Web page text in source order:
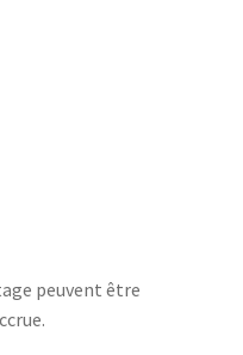
peuvent être